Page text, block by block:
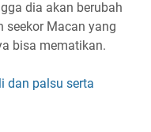
dia akan berubah
seekor Macan yang
bisa mematikan.
dan palsu serta